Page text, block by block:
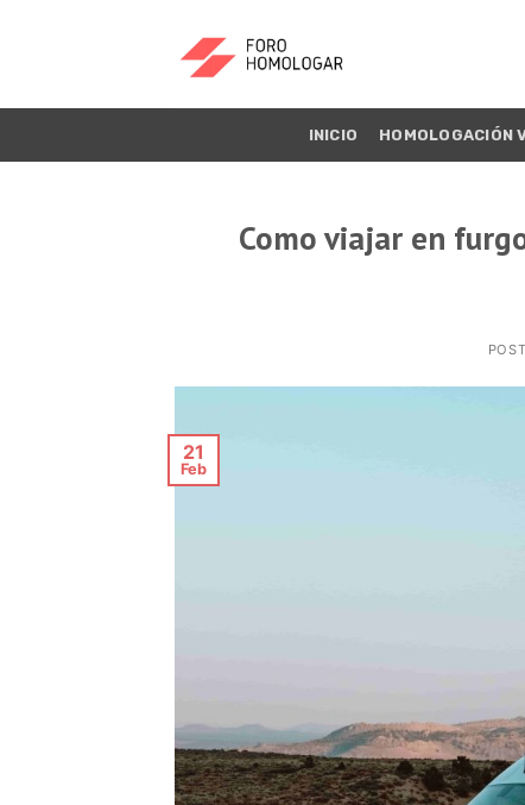
INICIO HOMOLOGACIÓN
Como viajar en
21
Feb